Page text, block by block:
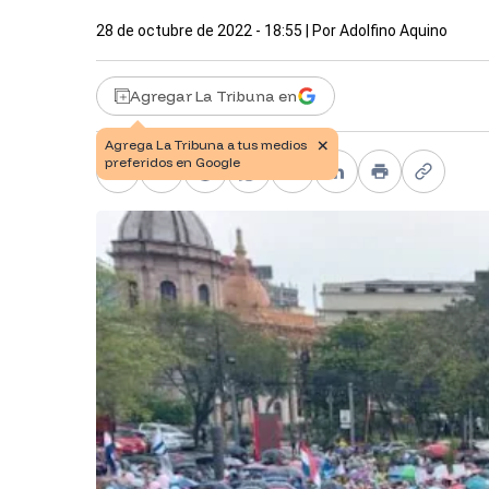
28 de octubre de 2022 - 18:55 | PorAdolfino Aquino
Agregar La Tribuna en
Facebook
X TelegramWhatsApp
PinterestLinkedIn
PrintCopy